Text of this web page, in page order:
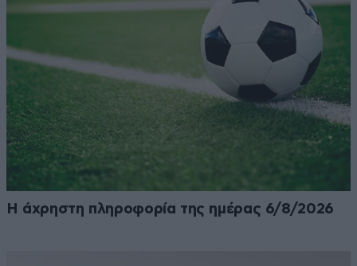
Η άχρηστη πληροφορία της ημέρας 6/8/2026